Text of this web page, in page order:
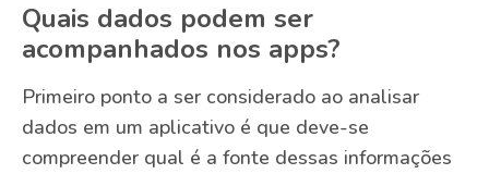
Quais dados podem ser
acompanhados nos apps?
Primeiro ponto a ser considerado ao analisar
dados em um aplicativo é que deve-se
compreender qual é a fonte dessas informações